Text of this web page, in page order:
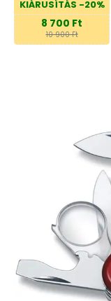
KIÁRUSÍTÁS -20%
8 700 Ft
10 900 Ft